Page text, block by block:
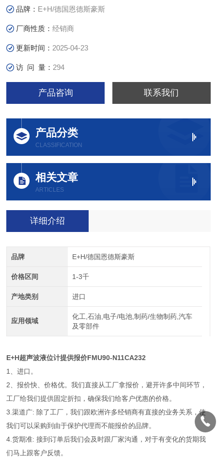
4.货期准: 接到订单后我们会及时跟厂家沟通，对于有变化的
品牌： E+H/德国恩德斯豪斯
厂商性质：经销商
更新时间： 2025-04-23
访 问 量： 294
产品咨询 联系我们
产品分类
CLASSIFICATION
相关文章
ARTICLES
详细介绍
品牌 E+H/德国恩德斯豪斯
价格区间 1-3千
产地类别 进口
应用领域
化工,石油,电子/电池,制药/生物制药,汽车
及零部件
E+H超声波液位计提供报价FMU90-N11CA232
1、进口。
2、报价快、价格优。我们直接从工厂拿报价，避开许多中间环节，
工厂给我们提供固定折扣，确保我们给客户优惠的价格。
3.渠道广: 除了工厂，我们跟欧洲许多经销商有直接的业务关系，使
我们可以采购到由于保护代理而不能报价的品牌。
4.货期准: 接到订单后我们会及时跟厂家沟通，对于有变化的货期我
们马上跟客户反馈。